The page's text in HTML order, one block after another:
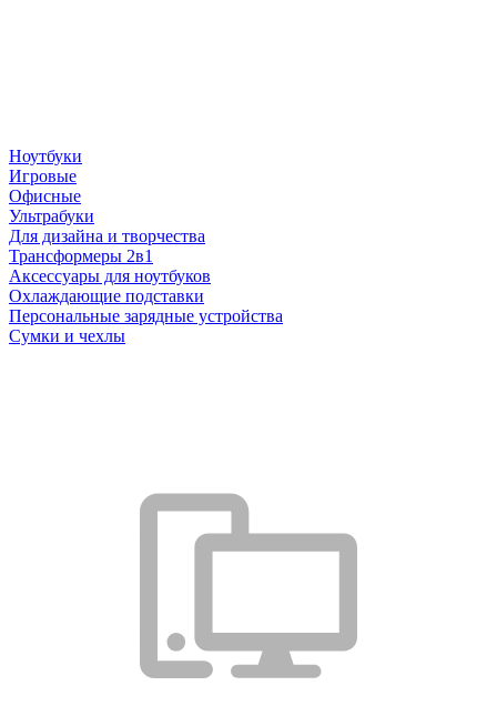
Ноутбуки
Игровые
Офисные
Ультрабуки
Для дизайна и творчества
Трансформеры 2в1
Аксессуары для ноутбуков
Охлаждающие подставки
Персональные зарядные устройства
Сумки и чехлы